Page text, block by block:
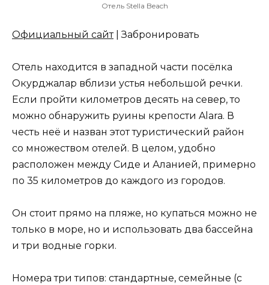
Отель Stella Beach
Официальный сайт| Забронировать
Отель находится в западной части посёлка
Окурджалар вблизи устья небольшой речки.
Если пройти километров десять на север, то
можно обнаружить руины крепости Alara. В
честь неё и назван этот туристический район
со множеством отелей. В целом, удобно
расположен между Сиде и Аланией, примерно
по 35 километров до каждого из городов.
Он стоит прямо на пляже, но купаться можно не
только в море, но и использовать два бассейна
и три водные горки.
Номера три типов: стандартные, семейные (с